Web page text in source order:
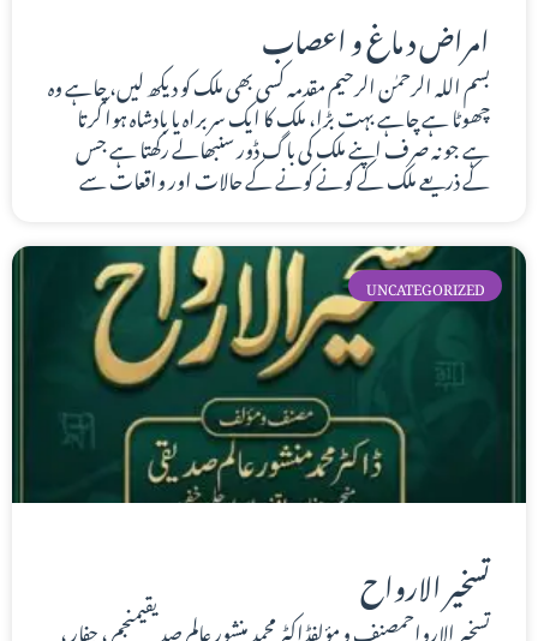
امراض د ماغ و اعصاب
بسم اللہ الرحمٰن الرحیم مقدمہ کسی بھی ملک کو دیکھ لیں، چاہے وہ
چھوٹا ہے چاہے بہت بڑا، ملک کا ایک سربراہ یا بادشاہ ہوا کرتا
ہے جو نہ صرف اپنے ملک کی باگ ڈور سنبھالے رکھتا ہے جس
کے ذریعے ملک کے کونے کونے کے حالات اور واقعات سے
UNCATEGORIZED
تسخير الارواح
تسخير الارواحمصنف و مؤلفڈاکٹر محمد منشور عالم صدیقیمنجم ، جفار ،